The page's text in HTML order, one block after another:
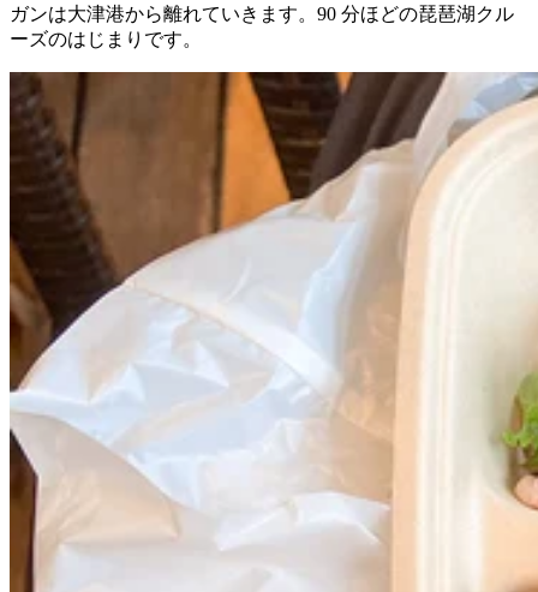
ガンは大津港から離れていきます。90 分ほどの琵琶湖クル
ーズのはじまりです。